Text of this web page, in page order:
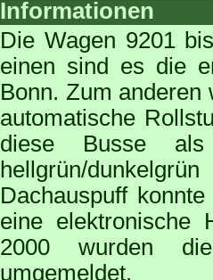
Informationen
Die Wagen 9201
einen sind es die
Bonn. Zum anderen
automatische
diese Busse als
hellgrün/
Dachauspuff
eine elektronische
2000 wurden
umgemeldet.